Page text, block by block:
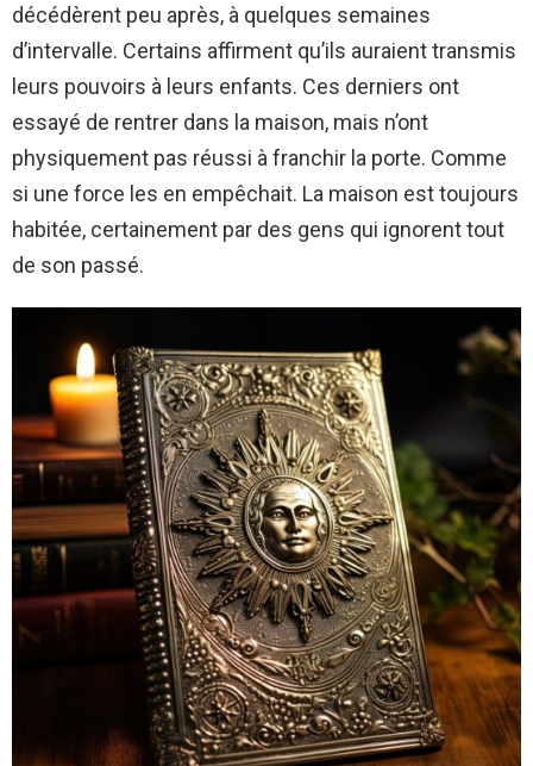
décédèrent peu après, à quelques semaines
d’intervalle. Certains affirment qu’ils auraient transmis
leurs pouvoirs à leurs enfants. Ces derniers ont
essayé de rentrer dans la maison, mais n’ont
physiquement pas réussi à franchir la porte. Comme
si une force les en empêchait. La maison est toujours
habitée, certainement par des gens qui ignorent tout
de son passé.